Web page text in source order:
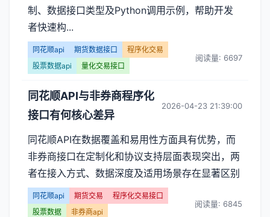
制、数据接口类型及Python调用示例，帮助开发
者快速构...
同花顺api 期货数据接口
程序化交易
股票数据api
量化交易接口
阅读量: 6697
同花顺API与非券商程序化
接口有何核心差异
2026-04-23 21:39:00
同花顺API在数据覆盖和易用性方面具有优势，而
非券商接口在定制化和协议支持层面表现突出，两
者在接入方式、数据深度及适用场景存在显著区别
同花顺api 期货交易
程序化交易接口
股票数据
非券商api
阅读量: 6845